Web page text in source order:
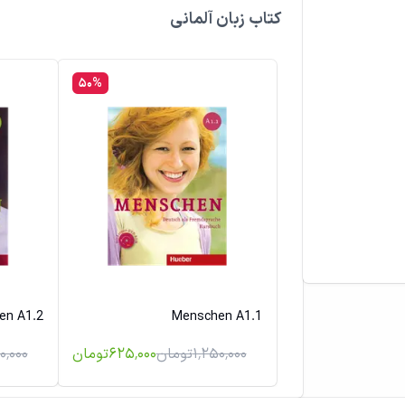
از محبوبیت این زبان کم نکرده‌است و
سطح) به‌راحتی می‌تواند آلمانی را
مجموعه‌های متنوعی برای یادگیری
menschenیکی از این سری
کتاب زبان آلمانی
۵۰%
Menschen A1.1
۶۲۵٬۰۰۰تومان ۱٬۲۵۰٬۰۰۰تومان
A1.2